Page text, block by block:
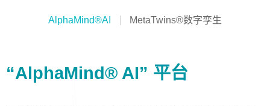
AlphaMind®AI MetaTwins®数字孪生
“AlphaMind® AI” 平台